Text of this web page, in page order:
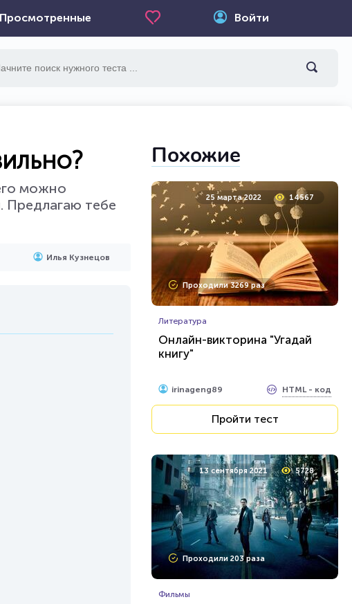
Просмотренные Войти
можно
Предлагаю тебе
Илья Кузнецов
Похожие
25 марта 2022 14567
Проходили 3269 раз
Литература
Онлайн-викторина "Угадай
книгу"
irinageng89 HTML - код
Пройти тест
13 сентября 2021 5728
Проходили 203 раза
Фильмы